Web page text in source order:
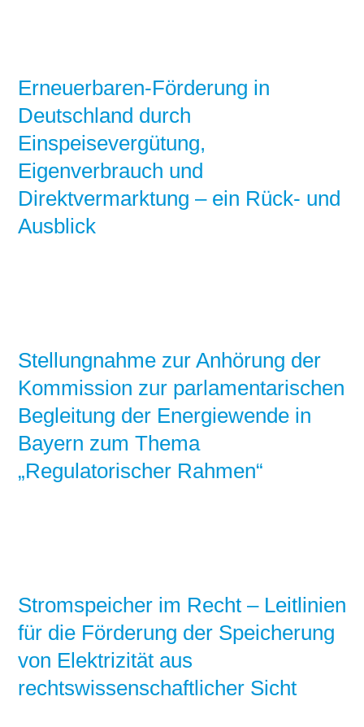
Erneuerbaren-Förderung in
Deutschland durch
Einspeisevergütung,
Eigenverbrauch und
Direktvermarktung – ein Rück- und
Ausblick
Stellungnahme zur Anhörung der
Kommission zur parlamentarischen
Begleitung der Energiewende in
Bayern zum Thema
„Regulatorischer Rahmen“
Stromspeicher im Recht – Leitlinien
für die Förderung der Speicherung
von Elektrizität aus
rechtswissenschaftlicher Sicht